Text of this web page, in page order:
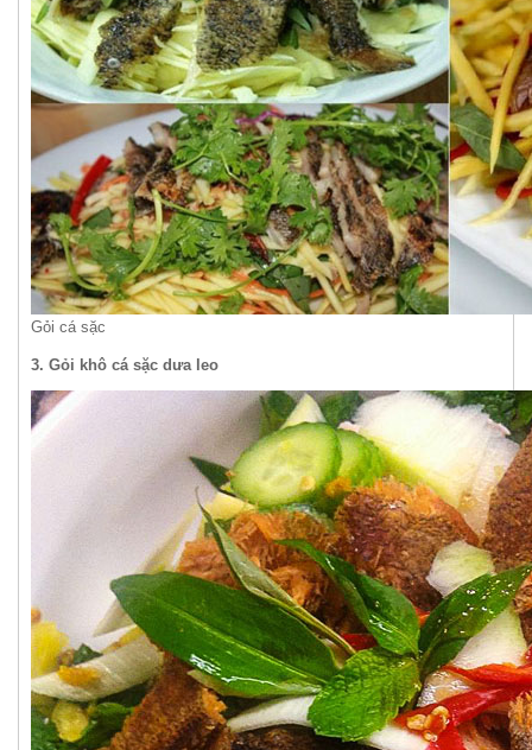
Gỏi cá sặc
3. Gỏi khô cá sặc dưa leo